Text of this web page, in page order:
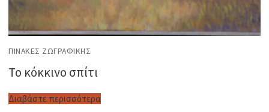
ΠΊΝΑΚΕΣ ΖΩΓΡΑΦΙΚΉΣ
Το κόκκινο σπίτι
Διαβάστε περισσότερα